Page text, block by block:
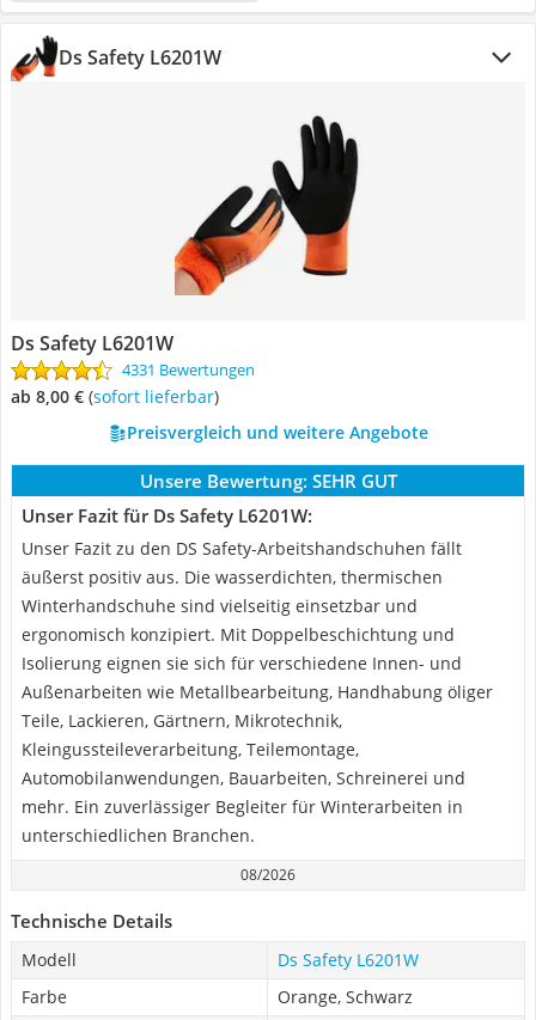
Ds Safety L6201W
Ds Safety L6201W
4331 Bewertungen
ab 8,00 € ( Sofort lieferbar)
Preisvergleich und weitere Angebote
Unsere Bewertung: SEHR GUT
Unser Fazit für Ds Safety L6201W:
Unser Fazit zu den DS Safety-Arbeitshandschuhen fällt
äußerst positiv aus. Die wasserdichten, thermischen
Winterhandschuhe sind vielseitig einsetzbar und
ergonomisch konzipiert. Mit Doppelbeschichtung und
Isolierung eignen sie sich für verschiedene Innen- und
Außenarbeiten wie Metallbearbeitung, Handhabung öliger
Teile, Lackieren, Gärtnern, Mikrotechnik,
Kleingussteileverarbeitung, Teilemontage,
Automobilanwendungen, Bauarbeiten, Schreinerei und
mehr. Ein zuverlässiger Begleiter für Winterarbeiten in
unterschiedlichen Branchen.
08/2026
Technische Details
Modell
Ds Safety L6201W
Farbe
Orange, Schwarz